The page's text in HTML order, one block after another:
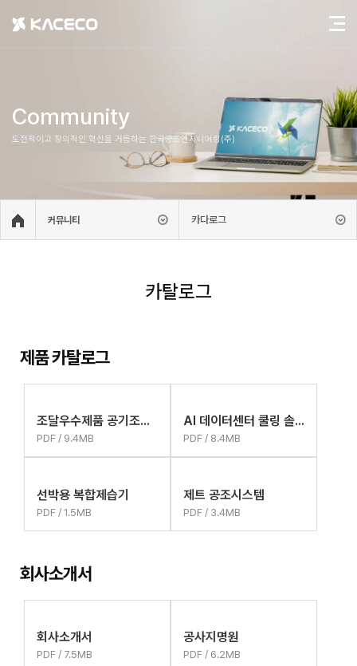
Community
도전적이고 창의적인 혁신을 거듭하는 한국공조엔지니어링(주)
커뮤니티 카다로그
카탈로그
제품 카탈로그
조달우수제품 공기조화기
PDF / 9.4MB
AI 데이터센터 쿨링 솔루션
PDF / 8.4MB
선박용 복합제습기
PDF / 1.5MB
제트 공조시스템
PDF / 3.4MB
회사소개서
회사소개서
PDF / 7.5MB
공사지명원
PDF / 6.2MB